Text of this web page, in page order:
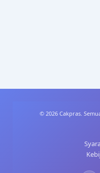
© 2026 Cakpras.